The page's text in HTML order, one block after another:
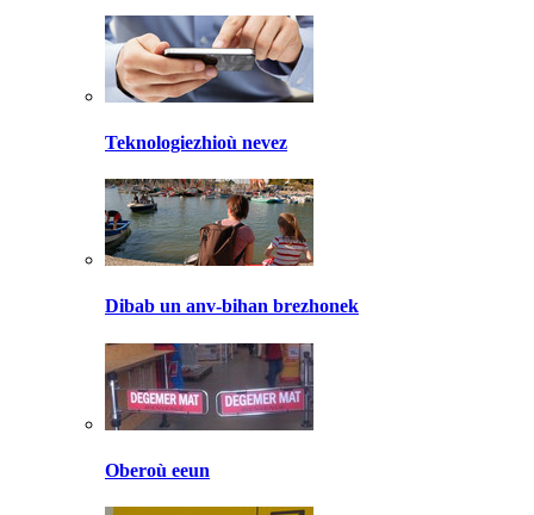
Teknologiezhioù nevez
Dibab un anv-bihan brezhonek
Oberoù eeun